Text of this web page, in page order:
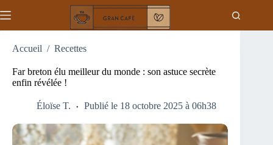
au
Accueil / Recettes
Far breton élu meilleur du monde : son astuce secrète
enfin révélée !
Éloïse T. Publié le 18 octobre 2025 à 06h38